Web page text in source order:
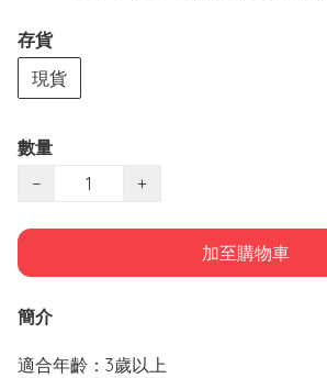
存貨
現貨
數量
−
+
加至購物車
簡介
適合年齡：3歲以上